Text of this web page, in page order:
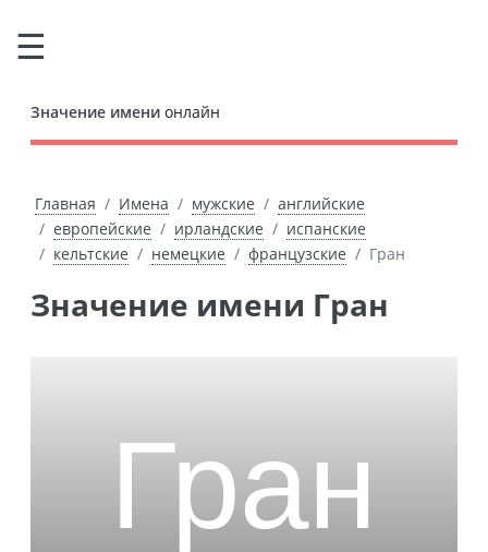
Значение имени онлайн
Главная Имена мужские
английские
европейские
ирландские
испанские
кельтские
немецкие французские Гран
Значение имени Гран